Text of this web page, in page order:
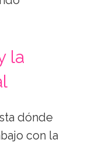
la
dónde
con la